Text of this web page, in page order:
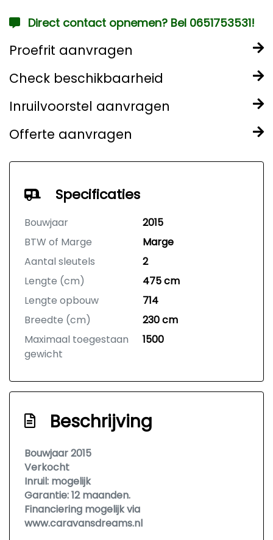
Direct contact opnemen? Bel 0651753531!
Proefrit aanvragen
Check beschikbaarheid
Inruilvoorstel aanvragen
Offerte aanvragen
Specificaties
Bouwjaar
2015
BTW of Marge
Marge
Aantal sleutels
2
Lengte (cm)
475 cm
Lengte opbouw
714
Breedte (cm)
230 cm
Maximaal toegestaan
gewicht
1500
Beschrijving
Bouwjaar 2015
Verkocht
Inruil: mogelijk
Garantie: 12 maanden.
Financiering mogelijk via
www.caravansdreams.nl